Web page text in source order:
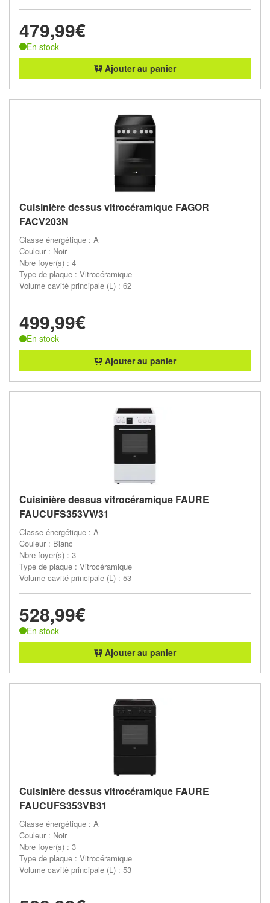
479,99€
En stock
Ajouter au panier
Cuisinière dessus vitrocéramique FAGOR
FACV203N
Classe énergétique : A
Couleur : Noir
Nbre foyer(s) : 4
Type de plaque : Vitrocéramique
Volume cavité principale (L) : 62
499,99€
En stock
Ajouter au panier
Cuisinière dessus vitrocéramique FAURE
FAUCUFS353VW31
Classe énergétique : A
Couleur : Blanc
Nbre foyer(s) : 3
Type de plaque : Vitrocéramique
Volume cavité principale (L) : 53
528,99€
En stock
Ajouter au panier
Cuisinière dessus vitrocéramique FAURE
FAUCUFS353VB31
Classe énergétique : A
Couleur : Noir
Nbre foyer(s) : 3
Type de plaque : Vitrocéramique
Volume cavité principale (L) : 53